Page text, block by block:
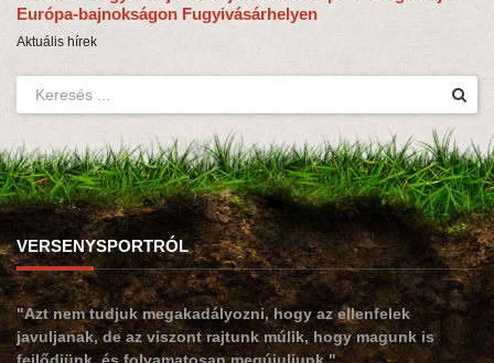
Európa-bajnokságon Fugyivásárhelyen
Aktuális hírek
VERSENYSPORTRÓL
"Azt nem tudjuk megakadályozni, hogy az ellenfelek
javuljanak, de az viszont rajtunk múlik, hogy magunk is